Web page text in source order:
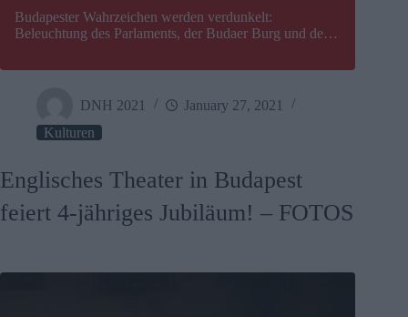
Budapester Wahrzeichen werden verdunkelt:
Beleuchtung des Parlaments, der Budaer Burg und der
DNH 2021
January 27, 2021
Kulturen
Englisches Theater in Budapest
feiert 4-jähriges Jubiläum! – FOTOS